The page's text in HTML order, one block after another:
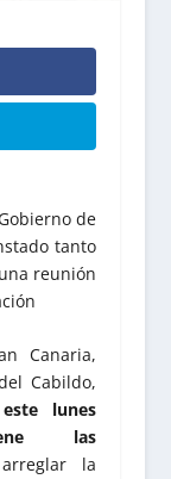
de
tanto
reunión
Canaria,
Cabildo,
lunes
las
la